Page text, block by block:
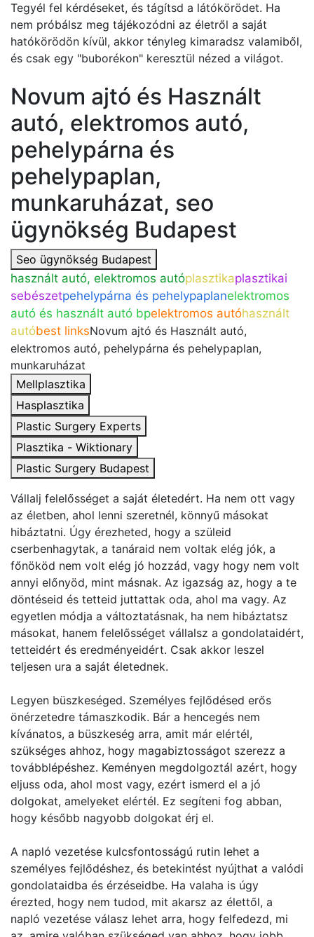
Tegyél fel kérdéseket, és tágítsd a látókörödet. Ha
nem próbálsz meg tájékozódni az életről a saját
hatókörödön kívül, akkor tényleg kimaradsz valamiből,
és csak egy "buborékon" keresztül nézed a világot.
Novum ajtó és Használt
autó, elektromos autó,
pehelypárna és
pehelypaplan,
munkaruházat, seo
ügynökség Budapest
Seo ügynökség Budapest
használt autó, elektromos autóplasztikaplasztikai
sebészetpehelypárna és pehelypaplanelektromos
autó és használt autó bpelektromos autóhasznált
autóbest linksNovum ajtó és Használt autó,
elektromos autó, pehelypárna és pehelypaplan,
munkaruházat
Mellplasztika
Hasplasztika
Plastic Surgery Experts
Plasztika - Wiktionary
Plastic Surgery Budapest
Vállalj felelősséget a saját életedért. Ha nem ott vagy
az életben, ahol lenni szeretnél, könnyű másokat
hibáztatni. Úgy érezheted, hogy a szüleid
cserbenhagytak, a tanáraid nem voltak elég jók, a
főnököd nem volt elég jó hozzád, vagy hogy nem volt
annyi előnyöd, mint másnak. Az igazság az, hogy a te
döntéseid és tetteid juttattak oda, ahol ma vagy. Az
egyetlen módja a változtatásnak, ha nem hibáztatsz
másokat, hanem felelősséget vállalsz a gondolataidért,
tetteidért és eredményeidért. Csak akkor leszel
teljesen ura a saját életednek.
Legyen büszkeséged. Személyes fejlődésed erős
önérzetedre támaszkodik. Bár a hencegés nem
kívánatos, a büszkeség arra, amit már elértél,
szükséges ahhoz, hogy magabiztosságot szerezz a
továbblépéshez. Keményen megdolgoztál azért, hogy
eljuss oda, ahol most vagy, ezért ismerd el a jó
dolgokat, amelyeket elértél. Ez segíteni fog abban,
hogy később nagyobb dolgokat érj el.
A napló vezetése kulcsfontosságú rutin lehet a
személyes fejlődéshez, és betekintést nyújthat a valódi
gondolataidba és érzéseidbe. Ha valaha is úgy
érezted, hogy nem tudod, mit akarsz az élettől, a
napló vezetése válasz lehet arra, hogy felfedezd, mi